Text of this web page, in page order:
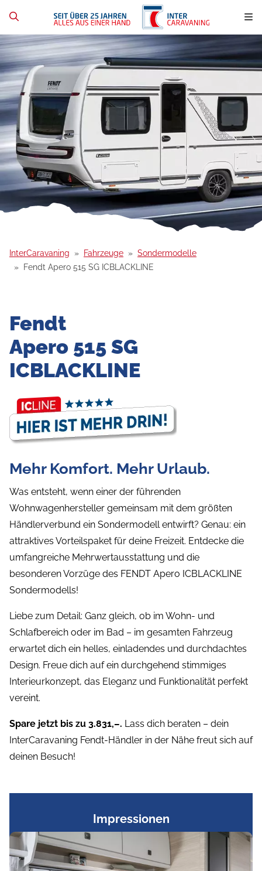
InterCaravaning Fahrzeuge
Sondermodelle
Fendt Apero 515 SG ICBLACKLINE
Fendt
Apero 515 SG
ICBLACKLINE
Mehr Komfort. Mehr Urlaub.
Was entsteht, wenn einer der führenden
Wohnwagenhersteller gemeinsam mit dem größten
Händlerverbund ein Sondermodell entwirft? Genau: ein
attraktives Vorteilspaket für deine Freizeit. Entdecke die
umfangreiche Mehrwertausstattung und die
besonderen Vorzüge des FENDT Apero ICBLACKLINE
Sondermodells!
Liebe zum Detail: Ganz gleich, ob im Wohn- und
Schlafbereich oder im Bad – im gesamten Fahrzeug
erwartet dich ein helles, einladendes und durchdachtes
Design. Freue dich auf ein durchgehend stimmiges
Interieurkonzept, das Eleganz und Funktionalität perfekt
vereint.
Spare jetzt bis zu 3.831,–. Lass dich beraten – dein
InterCaravaning Fendt-Händler in der Nähe freut sich auf
deinen Besuch!
Impressionen